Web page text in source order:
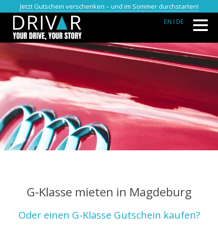
Jetzt Gutschein verschenken – und im Sommer durchstarten!
EN I DE
G-Klasse mieten in Magdeburg
Oder einen G-Klasse Gutschein kaufen?